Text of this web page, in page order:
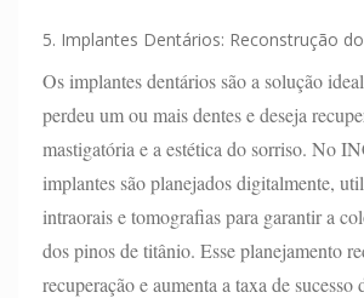
5. Implantes Dentários: Reconstrução
Os implantes dentários são a solução
perdeu um ou mais dentes e deseja
mastigatória e a estética do sorriso. No
implantes são planejados digitalmente,
intraorais e tomografias para garantir a
dos pinos de titânio. Esse planejamento
recuperação e aumenta a taxa de